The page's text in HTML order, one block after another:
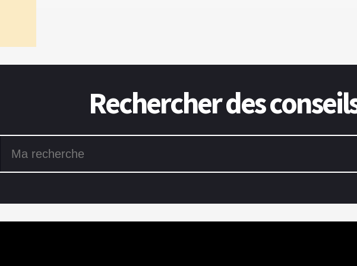
Rechercher des